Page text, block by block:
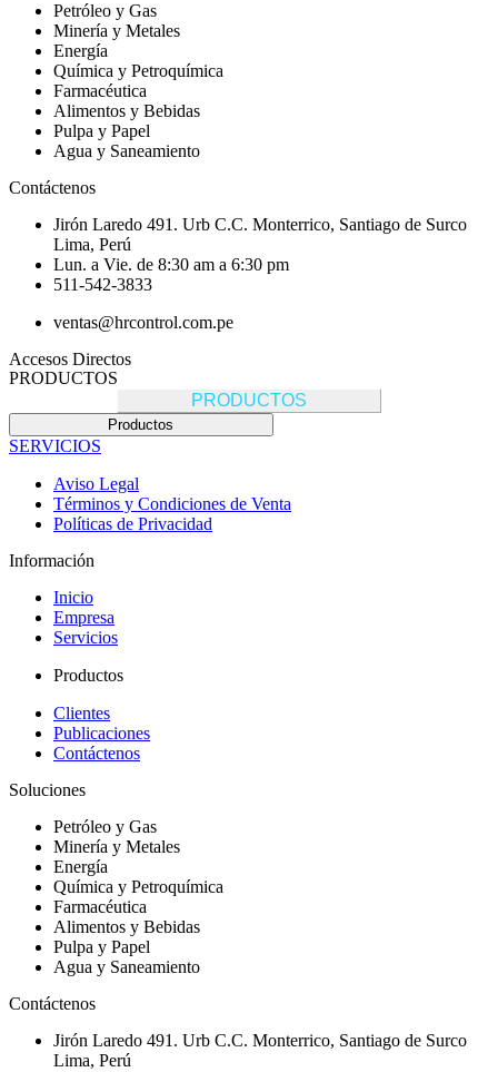
Petróleo y Gas
Minería y Metales
Energía
Química y Petroquímica
Farmacéutica
Alimentos y Bebidas
Pulpa y Papel
Agua y Saneamiento
Contáctenos
Jirón Laredo 491. Urb C.C. Monterrico, Santiago de Surco
Lima, Perú
Lun. a Vie. de 8:30 am a 6:30 pm
511-542-3833
ventas@hrcontrol.com.pe
Accesos Directos
PRODUCTOS
PRODUCTOS
Productos
SERVICIOS
Aviso Legal
Términos y Condiciones de Venta
Políticas de Privacidad
Información
Inicio
Empresa
Servicios
Productos
Clientes
Publicaciones
Contáctenos
Soluciones
Petróleo y Gas
Minería y Metales
Energía
Química y Petroquímica
Farmacéutica
Alimentos y Bebidas
Pulpa y Papel
Agua y Saneamiento
Contáctenos
Jirón Laredo 491. Urb C.C. Monterrico, Santiago de Surco
Lima, Perú